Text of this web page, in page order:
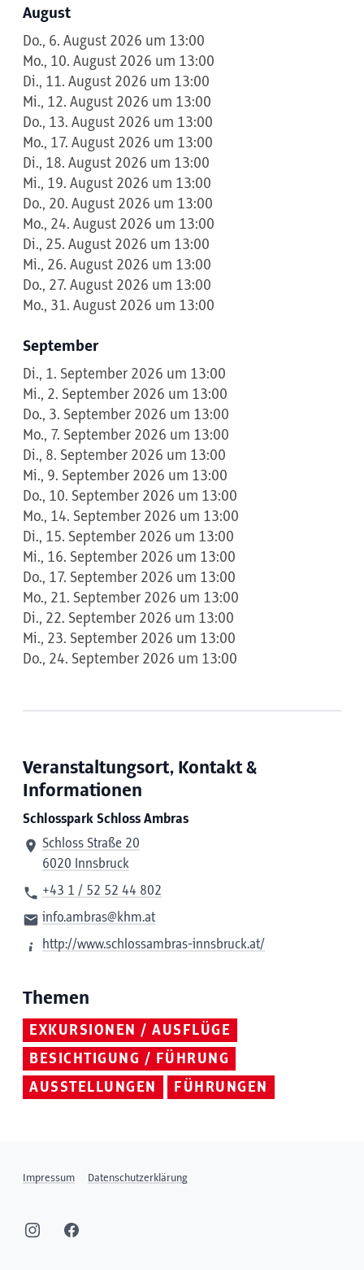
August
Do., 6. August 2026 um 13:00
Mo., 10. August 2026 um 13:00
Di., 11. August 2026 um 13:00
Mi., 12. August 2026 um 13:00
Do., 13. August 2026 um 13:00
Mo., 17. August 2026 um 13:00
Di., 18. August 2026 um 13:00
Mi., 19. August 2026 um 13:00
Do., 20. August 2026 um 13:00
Mo., 24. August 2026 um 13:00
Di., 25. August 2026 um 13:00
Mi., 26. August 2026 um 13:00
Do., 27. August 2026 um 13:00
Mo., 31. August 2026 um 13:00
September
Di., 1. September 2026 um 13:00
Mi., 2. September 2026 um 13:00
Do., 3. September 2026 um 13:00
Mo., 7. September 2026 um 13:00
Di., 8. September 2026 um 13:00
Mi., 9. September 2026 um 13:00
Do., 10. September 2026 um 13:00
Mo., 14. September 2026 um 13:00
Di., 15. September 2026 um 13:00
Mi., 16. September 2026 um 13:00
Do., 17. September 2026 um 13:00
Mo., 21. September 2026 um 13:00
Di., 22. September 2026 um 13:00
Mi., 23. September 2026 um 13:00
Do., 24. September 2026 um 13:00
Veranstaltungsort, Kontakt &
Informationen
Schlosspark Schloss Ambras
Schloss Straße 20
6020 Innsbruck
+43 1 / 52 52 44 802
info.ambras@khm.at
http://www.schlossambras-innsbruck.at/
Themen
EXKURSIONEN / AUSFLÜGE
BESICHTIGUNG / FÜHRUNG
AUSSTELLUNGEN
FÜHRUNGEN
Impressum Datenschutzerklärung